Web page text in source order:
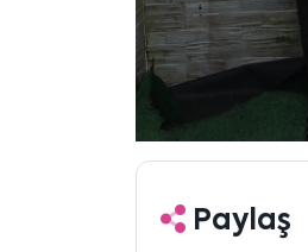
Paylaş